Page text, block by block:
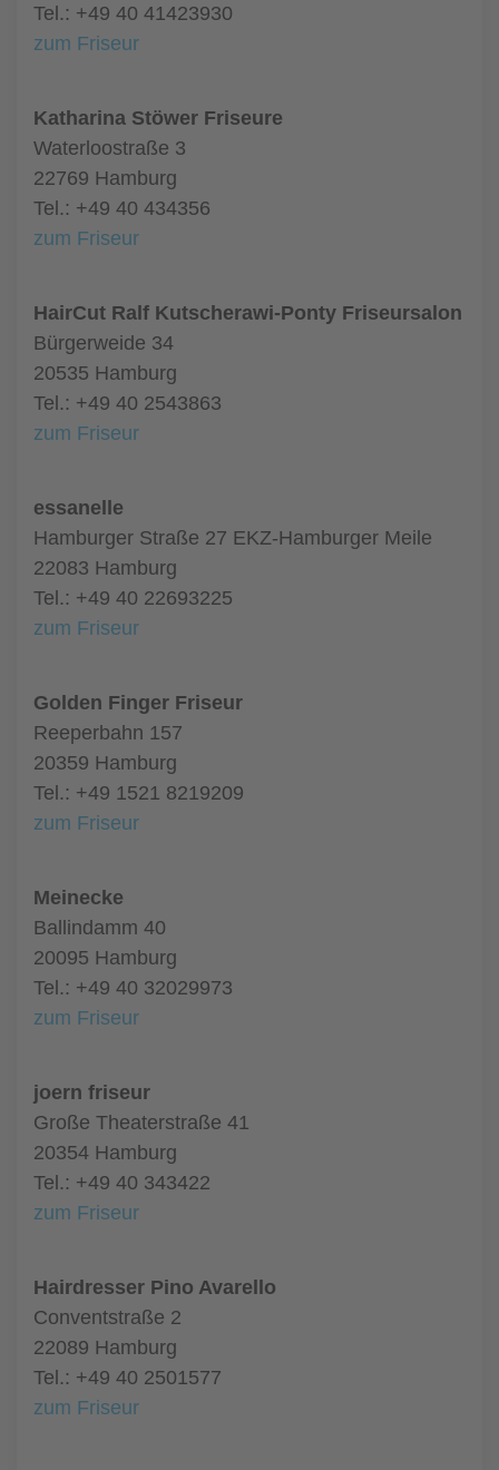
Tel.: +49 40 41423930
zum Friseur
Katharina Stöwer Friseure
Waterloostraße 3
22769 Hamburg
Tel.: +49 40 434356
zum Friseur
HairCut Ralf Kutscherawi-Ponty Friseursalon
Bürgerweide 34
20535 Hamburg
Tel.: +49 40 2543863
zum Friseur
essanelle
Hamburger Straße 27 EKZ-Hamburger Meile
22083 Hamburg
Tel.: +49 40 22693225
zum Friseur
Golden Finger Friseur
Reeperbahn 157
20359 Hamburg
Tel.: +49 1521 8219209
zum Friseur
Meinecke
Ballindamm 40
20095 Hamburg
Tel.: +49 40 32029973
zum Friseur
joern friseur
Große Theaterstraße 41
20354 Hamburg
Tel.: +49 40 343422
zum Friseur
Hairdresser Pino Avarello
Conventstraße 2
22089 Hamburg
Tel.: +49 40 2501577
zum Friseur